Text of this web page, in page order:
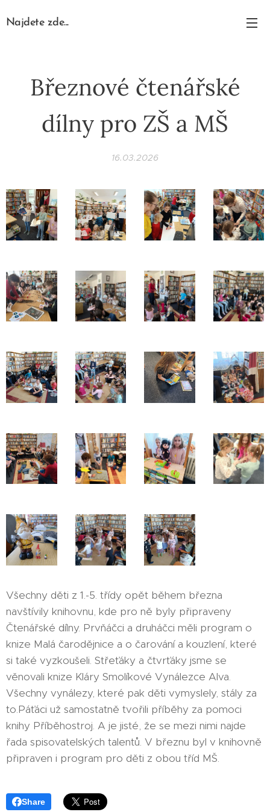
Najdete zde...
Březnové čtenářské
dílny pro ZŠ a MŠ
16.03.2026
Všechny děti z 1.-5. třídy opět během března
navštívily knihovnu, kde pro ně byly připraveny
Čtenářské dílny. Prvňáčci a druháčci měli program o
knize Malá čarodějnice a o čarování a kouzlení, které
si také vyzkoušeli. Střeťáky a čtvrťáky jsme se
věnovali knize Kláry Smolíkové Vynálezce Alva.
Všechny vynálezy, které pak děti vymyslely, stály za
to.Páťáci už samostatně tvořili příběhy za pomoci
knihy Příběhostroj. A je jisté, že se mezi nimi najde
řada spisovatelských talentů. V březnu byl v knihovně
připraven i program pro děti z obou tříd MŠ.
Share